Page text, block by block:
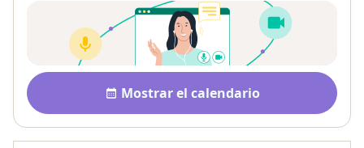
Disponibilidad
Mostrar el calendario